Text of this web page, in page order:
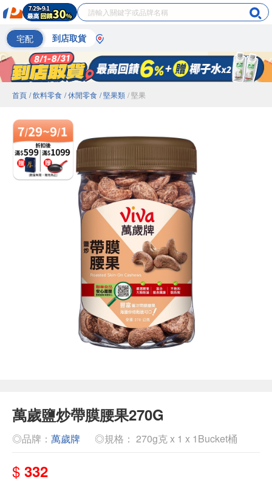
宅配 到店取貨
首頁 / 飲料零食 / 休閒零食 / 堅果類 / 堅果
萬歲鹽炒帶膜腰果270G
◎品牌： 萬歲牌 ◎規格： 270g克 x 1 x 1Bucket桶
$ 332